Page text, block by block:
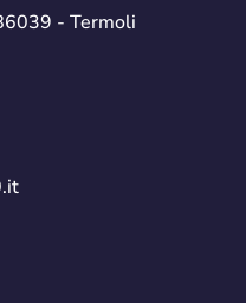
- Termoli